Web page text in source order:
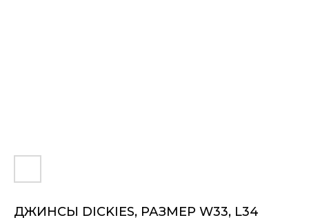
ДЖИНСЫ DICKIES, РАЗМЕР W33, L34